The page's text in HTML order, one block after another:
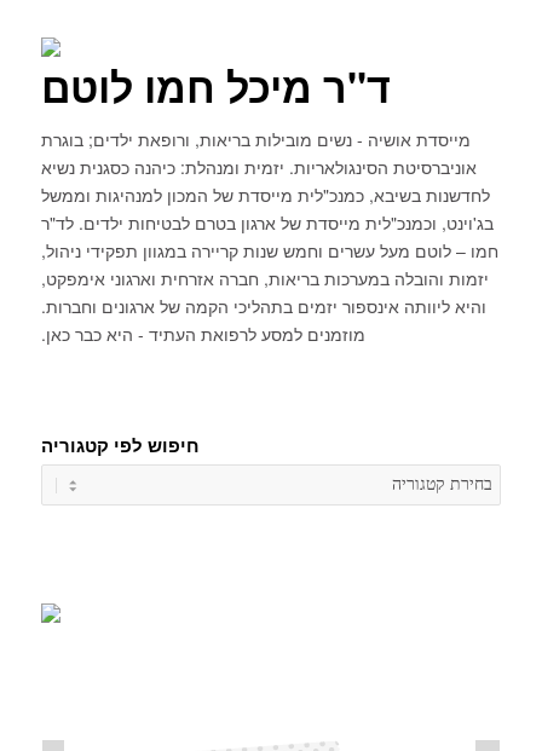
ד"ר מיכל חמו לוטם
מייסדת אושיה - נשים מובילות בריאות, ורופאת ילדים; בוגרת
אוניברסיטת הסינגולאריות. יזמית ומנהלת: כיהנה כסגנית נשיא
לחדשנות בשיבא, כמנכ"לית מייסדת של המכון למנהיגות וממשל
בג'וינט, וכמנכ"לית מייסדת של ארגון בטרם לבטיחות ילדים. לד"ר
חמו – לוטם מעל עשרים וחמש שנות קריירה במגוון תפקידי ניהול,
יזמות והובלה במערכות בריאות, חברה אזרחית וארגוני אימפקט,
והיא ליוותה אינספור יזמים בתהליכי הקמה של ארגונים וחברות.
מוזמנים למסע לרפואת העתיד - היא כבר כאן.
חיפוש לפי קטגוריה
לפי